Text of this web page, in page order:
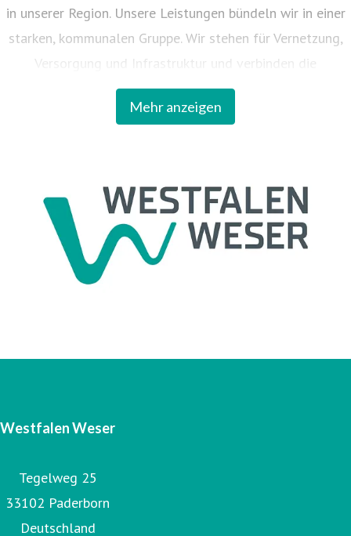
Mehr anzeigen
in unserer Region. Unsere Leistungen bündeln wir in einer
starken, kommunalen Gruppe. Wir stehen für Vernetzung,
Versorgung und Infrastruktur und verbinden die
kommunalen Interessen mit den Chancen der Innovationen
für die Region. 57 Kreise und Kommunen sind an dem
Unter Westfalen Weser firmiert als steuerndes
Unternehmen die Westfalen Weser Energie GmbH & Co.
KG. Das operative Geschäft ist in vier Gesellschaften
organisiert: Westfalen Weser Energieerzeugung GmbH &
Co. KG, Westfalen Weser Energiespeicher GmbH & Co. KG,
Westfalen Weser
Tegelweg 25
33102 Paderborn
Deutschland